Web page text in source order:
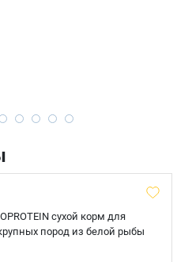
сухой корм для
пород из белой рыбы